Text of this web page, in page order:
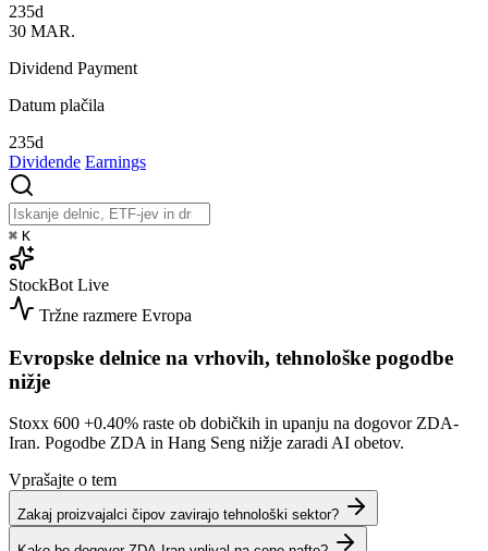
235d
30 MAR.
Dividend Payment
Datum plačila
235d
Dividende Earnings
⌘ K
StockBot Live
Tržne razmere Evropa
Evropske delnice na vrhovih, tehnološke pogodbe
nižje
Stoxx 600 +0.40% raste ob dobičkih in upanju na dogovor ZDA-
Iran. Pogodbe ZDA in Hang Seng nižje zaradi AI obetov.
Vprašajte o tem
Zakaj proizvajalci čipov zavirajo tehnološki sektor?